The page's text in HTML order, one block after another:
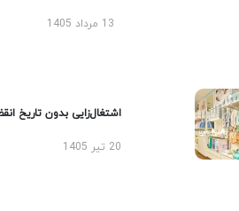
13 مرداد 1405
اشتغال‌زایی بدون تاریخ انقضا
20 تیر 1405